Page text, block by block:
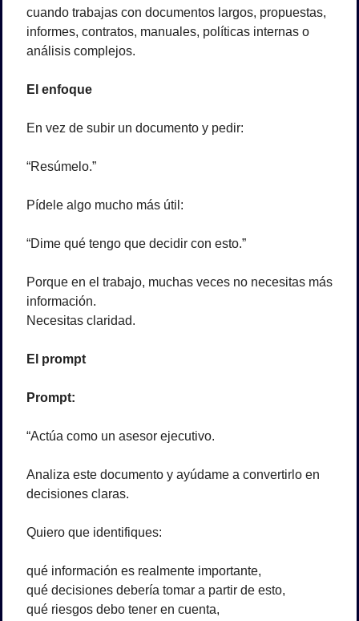
cuando trabajas con documentos largos, propuestas,
informes, contratos, manuales, políticas internas o
análisis complejos.
El enfoque
En vez de subir un documento y pedir:
“Resúmelo.”
Pídele algo mucho más útil:
“Dime qué tengo que decidir con esto.”
Porque en el trabajo, muchas veces no necesitas más
información.
Necesitas claridad.
El prompt
Prompt:
“Actúa como un asesor ejecutivo.
Analiza este documento y ayúdame a convertirlo en
decisiones claras.
Quiero que identifiques:
qué información es realmente importante,
qué decisiones debería tomar a partir de esto,
qué riesgos debo tener en cuenta,